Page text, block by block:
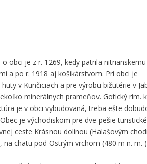
obci je z r. 1269, kedy patrila nitrianskemu
a po r. 1918 aj košikárstvom. Pri obci je
v Kunčiciach a pre výrobu bižutérie v
minerálnych prameňov. Gotický rím.
je v obci vybudovaná, treba ešte
je východiskom pre dve pešie
ceste Krásnou dolinou (Halašovým
chatu pod Ostrým vrchom (480 m n. m.